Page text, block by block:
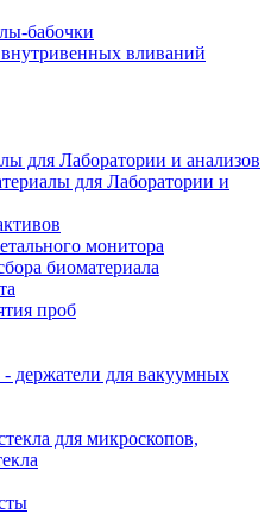
бабочки
вливаний
для Лаборатории и анализов
для Лаборатории и
монитора
биоматериала
проб
держатели для вакуумных
для микроскопов,